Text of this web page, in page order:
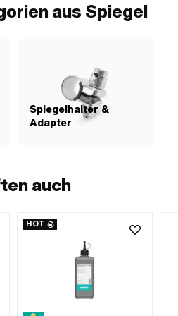
aus Spiegel
Spiegelhalter &
Adapter
auch
HOT